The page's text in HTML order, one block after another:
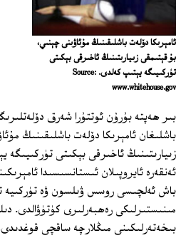
ئامېرىكا دۆلەت باشلىقىنىڭ مۇئاۋىنى چېنىي،
بۇ قېتىمقى زىيارىتىنىڭ ئاخىرقى بېكىتى
تۈركىيىگە يېتىپ كەلدى. Source:
www.whitehouse.gov
بىر ھەپتە بۇرۇن ئوتتۇرا شەرق
باشلىغان ئامېرىكا دۆلەت باشلىقىنىڭ
زىيارىتىنىڭ ئاخىرقى بېكىتى تۈركىيىگە
ئەنقەرە ئايروپىلان ئىستانسىسىدا
باش ئەلچىسى روسس ۋىلسون ۋە تۈركىيە
مىنىستىرلىكى رەھبەرلىرى كۈتۈۋالدى.
بىخەتەرلىكىنى مىڭلارچە ساقچى